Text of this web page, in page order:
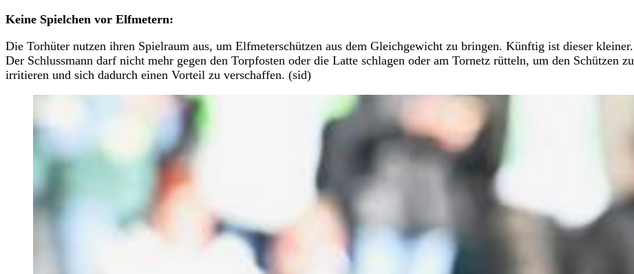
Keine Spielchen vor Elfmetern:
Die Torhüter nutzen ihren Spielraum aus, um Elfmeterschützen aus dem Gleichgewicht zu bringen. Künftig ist dieser kleiner.
Der Schlussmann darf nicht mehr gegen den Torpfosten oder die Latte schlagen oder am Tornetz rütteln, um den Schützen zu
irritieren und sich dadurch einen Vorteil zu verschaffen. (sid)